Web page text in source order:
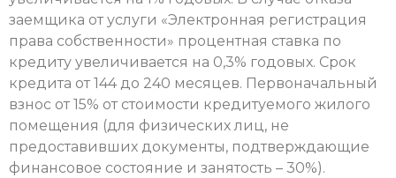
заемщика от услуги «Электронная регистрация
права собственности» процентная ставка по
кредиту увеличивается на 0,3% годовых. Срок
кредита от 144 до 240 месяцев. Первоначальный
взнос от 15% от стоимости кредитуемого жилого
помещения (для физических лиц, не
предоставивших документы, подтверждающие
финансовое состояние и занятость – 30%).